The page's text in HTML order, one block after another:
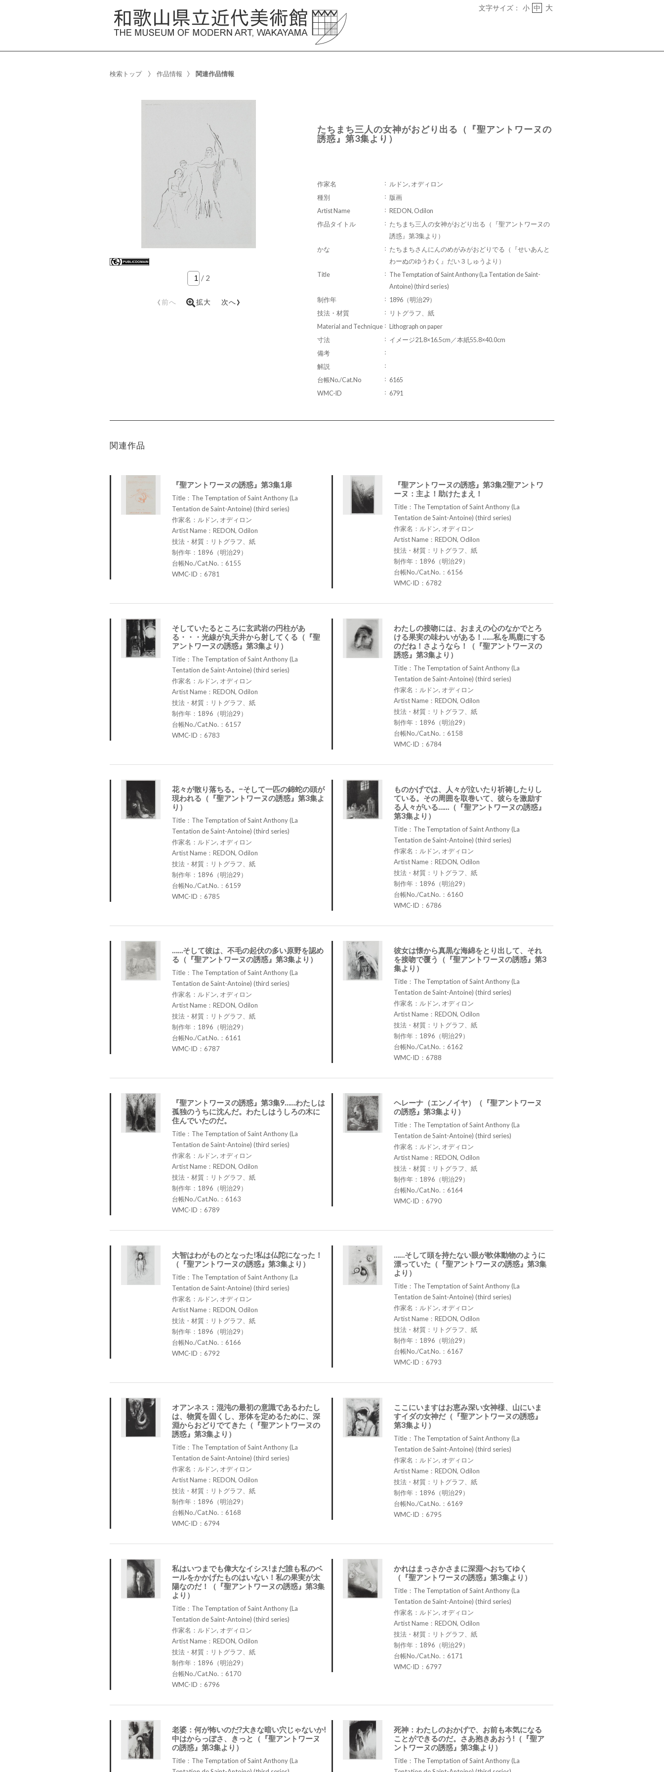
文字サイズ： 小 中 大
検索トップ 作品情報 関連作品情報
/ 2
‹前へ 拡大 次へ›
たちまち三人の女神がおどり出る（『聖アントワーヌの
誘惑』第3集より）
作家名
ルドン, オディロン
種別
版画
Artist Name
REDON, Odilon
作品タイトル
たちまち三人の女神がおどり出る（『聖アントワーヌの
誘惑』第3集より）
かな
たちまちさんにんのめがみがおどりでる（『せいあんと
わーぬのゆうわく』だい３しゅうより）
Title
The Temptation of Saint Anthony (La Tentation de Saint-
Antoine) (third series)
制作年
1896（明治29）
技法・材質
リトグラフ、紙
Material and Technique
Lithograph on paper
寸法
イメージ21.8×16.5cm／本紙55.8×40.0cm
備考
解説
台帳No./Cat.No
6165
WMC-ID
6791
関連作品
『聖アントワーヌの誘惑』第3集1扉
Title：The Temptation of Saint Anthony (La
Tentation de Saint-Antoine) (third series)
作家名：ルドン, オディロン
Artist Name：REDON, Odilon
技法・材質：リトグラフ、紙
制作年：1896（明治29）
台帳No./Cat.No.：6155
WMC-ID：6781
『聖アントワーヌの誘惑』第3集2聖アントワ
ーヌ：主よ！助けたまえ！
Title：The Temptation of Saint Anthony (La
Tentation de Saint-Antoine) (third series)
作家名：ルドン, オディロン
Artist Name：REDON, Odilon
技法・材質：リトグラフ、紙
制作年：1896（明治29）
台帳No./Cat.No.：6156
WMC-ID：6782
そしていたるところに玄武岩の円柱があ
る・・・光線が丸天井から射してくる（『聖
アントワーヌの誘惑』第3集より）
Title：The Temptation of Saint Anthony (La
Tentation de Saint-Antoine) (third series)
作家名：ルドン, オディロン
Artist Name：REDON, Odilon
技法・材質：リトグラフ、紙
制作年：1896（明治29）
台帳No./Cat.No.：6157
WMC-ID：6783
わたしの接吻には、おまえの心のなかでとろ
ける果実の味わいがある！……私を馬鹿にする
のだね！さようなら！（『聖アントワーヌの
誘惑』第3集より）
Title：The Temptation of Saint Anthony (La
Tentation de Saint-Antoine) (third series)
作家名：ルドン, オディロン
Artist Name：REDON, Odilon
技法・材質：リトグラフ、紙
制作年：1896（明治29）
台帳No./Cat.No.：6158
WMC-ID：6784
花々が散り落ちる。−そして一匹の錦蛇の頭が
現われる（『聖アントワーヌの誘惑』第3集よ
り）
Title：The Temptation of Saint Anthony (La
Tentation de Saint-Antoine) (third series)
作家名：ルドン, オディロン
Artist Name：REDON, Odilon
技法・材質：リトグラフ、紙
制作年：1896（明治29）
台帳No./Cat.No.：6159
WMC-ID：6785
ものかげでは、人々が泣いたり祈祷したりし
ている。その周囲を取巻いて、彼らを激励す
る人々がいる……（『聖アントワーヌの誘惑』
第3集より）
Title：The Temptation of Saint Anthony (La
Tentation de Saint-Antoine) (third series)
作家名：ルドン, オディロン
Artist Name：REDON, Odilon
技法・材質：リトグラフ、紙
制作年：1896（明治29）
台帳No./Cat.No.：6160
WMC-ID：6786
……そして彼は、不毛の起伏の多い原野を認め
る（『聖アントワーヌの誘惑』第3集より）
Title：The Temptation of Saint Anthony (La
Tentation de Saint-Antoine) (third series)
作家名：ルドン, オディロン
Artist Name：REDON, Odilon
技法・材質：リトグラフ、紙
制作年：1896（明治29）
台帳No./Cat.No.：6161
WMC-ID：6787
彼女は懐から真黒な海綿をとり出して、それ
を接吻で覆う（『聖アントワーヌの誘惑』第3
集より）
Title：The Temptation of Saint Anthony (La
Tentation de Saint-Antoine) (third series)
作家名：ルドン, オディロン
Artist Name：REDON, Odilon
技法・材質：リトグラフ、紙
制作年：1896（明治29）
台帳No./Cat.No.：6162
WMC-ID：6788
『聖アントワーヌの誘惑』第3集9……わたしは
孤独のうちに沈んだ。わたしはうしろの木に
住んでいたのだ。
Title：The Temptation of Saint Anthony (La
Tentation de Saint-Antoine) (third series)
作家名：ルドン, オディロン
Artist Name：REDON, Odilon
技法・材質：リトグラフ、紙
制作年：1896（明治29）
台帳No./Cat.No.：6163
WMC-ID：6789
ヘレーナ（エンノイヤ）（『聖アントワーヌ
の誘惑』第3集より）
Title：The Temptation of Saint Anthony (La
Tentation de Saint-Antoine) (third series)
作家名：ルドン, オディロン
Artist Name：REDON, Odilon
技法・材質：リトグラフ、紙
制作年：1896（明治29）
台帳No./Cat.No.：6164
WMC-ID：6790
大智はわがものとなった!私は仏陀になった！
（『聖アントワーヌの誘惑』第3集より）
Title：The Temptation of Saint Anthony (La
Tentation de Saint-Antoine) (third series)
作家名：ルドン, オディロン
Artist Name：REDON, Odilon
技法・材質：リトグラフ、紙
制作年：1896（明治29）
台帳No./Cat.No.：6166
WMC-ID：6792
……そして頭を持たない眼が軟体動物のように
漂っていた（『聖アントワーヌの誘惑』第3集
より）
Title：The Temptation of Saint Anthony (La
Tentation de Saint-Antoine) (third series)
作家名：ルドン, オディロン
Artist Name：REDON, Odilon
技法・材質：リトグラフ、紙
制作年：1896（明治29）
台帳No./Cat.No.：6167
WMC-ID：6793
オアンネス：混沌の最初の意識であるわたし
は、物質を固くし、形体を定めるために、深
淵からおどりでてきた（『聖アントワーヌの
誘惑』第3集より）
Title：The Temptation of Saint Anthony (La
Tentation de Saint-Antoine) (third series)
作家名：ルドン, オディロン
Artist Name：REDON, Odilon
技法・材質：リトグラフ、紙
制作年：1896（明治29）
台帳No./Cat.No.：6168
WMC-ID：6794
ここにいますはお恵み深い女神様、山にいま
すイダの女神だ（『聖アントワーヌの誘惑』
第3集より）
Title：The Temptation of Saint Anthony (La
Tentation de Saint-Antoine) (third series)
作家名：ルドン, オディロン
Artist Name：REDON, Odilon
技法・材質：リトグラフ、紙
制作年：1896（明治29）
台帳No./Cat.No.：6169
WMC-ID：6795
私はいつまでも偉大なイシス!まだ誰も私のベ
ールをかかげたものはいない！私の果実が太
陽なのだ！（『聖アントワーヌの誘惑』第3集
より）
Title：The Temptation of Saint Anthony (La
Tentation de Saint-Antoine) (third series)
作家名：ルドン, オディロン
Artist Name：REDON, Odilon
技法・材質：リトグラフ、紙
制作年：1896（明治29）
台帳No./Cat.No.：6170
WMC-ID：6796
かれはまっさかさまに深淵へおちてゆく
（『聖アントワーヌの誘惑』第3集より）
Title：The Temptation of Saint Anthony (La
Tentation de Saint-Antoine) (third series)
作家名：ルドン, オディロン
Artist Name：REDON, Odilon
技法・材質：リトグラフ、紙
制作年：1896（明治29）
台帳No./Cat.No.：6171
WMC-ID：6797
老婆：何が怖いのだ?大きな暗い穴じゃないか!
中はからっぽさ、きっと（『聖アントワーヌ
の誘惑』第3集より）
Title：The Temptation of Saint Anthony (La
死神：わたしのおかげで、お前も本気になる
ことができるのだ。さあ抱きあおう!（『聖ア
ントワーヌの誘惑』第3集より）
Title：The Temptation of Saint Anthony (La